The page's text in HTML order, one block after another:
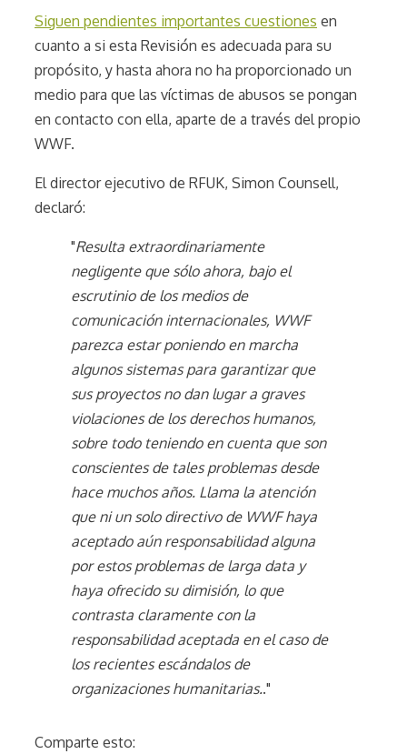
Siguen pendientes importantes cuestiones en
cuanto a si esta Revisión es adecuada para su
propósito, y hasta ahora no ha proporcionado un
medio para que las víctimas de abusos se pongan
en contacto con ella, aparte de a través del propio
WWF.
El director ejecutivo de RFUK, Simon Counsell,
declaró:
"Resulta extraordinariamente
negligente que sólo ahora, bajo el
escrutinio de los medios de
comunicación internacionales, WWF
parezca estar poniendo en marcha
algunos sistemas para garantizar que
sus proyectos no dan lugar a graves
violaciones de los derechos humanos,
sobre todo teniendo en cuenta que son
conscientes de tales problemas desde
hace muchos años. Llama la atención
que ni un solo directivo de WWF haya
aceptado aún responsabilidad alguna
por estos problemas de larga data y
haya ofrecido su dimisión, lo que
contrasta claramente con la
responsabilidad aceptada en el caso de
los recientes escándalos de
organizaciones humanitarias.."
Comparte esto: